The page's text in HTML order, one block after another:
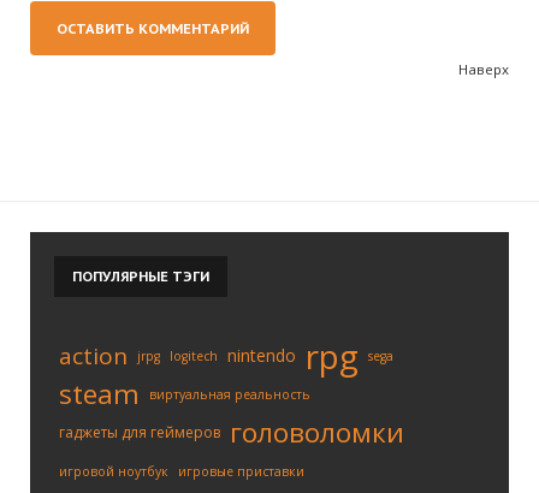
Наверх
ПОПУЛЯРНЫЕ ТЭГИ
action jrpg logitech nintendo rpg sega
steam виртуальная реальность
гаджеты для геймеров головоломки
игровой ноутбук игровые приставки